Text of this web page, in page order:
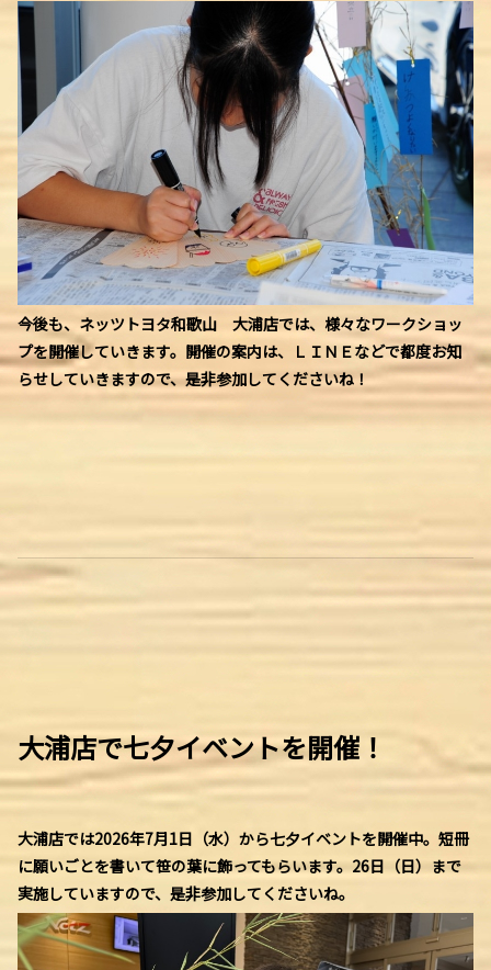
今後も、ネッツトヨタ和歌山 大浦店では、様々なワークショッ
プを開催していきます。開催の案内は、ＬＩＮＥなどで都度お知
らせしていきますので、是非参加してくださいね！
大浦店で七夕イベントを開催！
大浦店では2026年7月1日（水）から七夕イベントを開催中。短冊
に願いごとを書いて笹の葉に飾ってもらいます。26日（日）まで
実施していますので、是非参加してくださいね。